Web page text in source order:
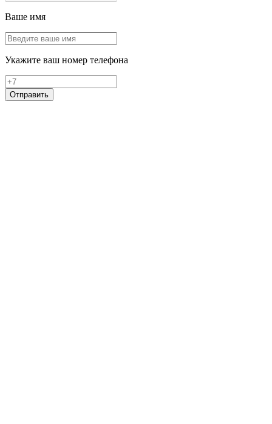
Ваше имя
Укажите ваш номер телефона
Отправить